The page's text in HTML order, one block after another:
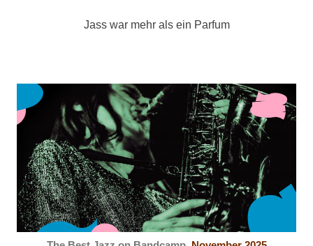
Jass war mehr als ein Parfum